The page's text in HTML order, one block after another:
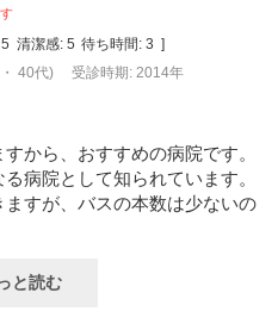
5 清潔感: 5 待ち時間: 3
40代) 受診時期: 2014年
から、おすすめの病院です。
病院として知られています。
すが、バスの本数は少ないの
と読む